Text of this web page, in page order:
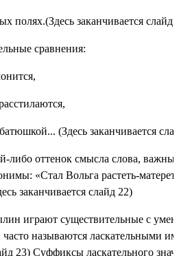
полях.(Здесь заканчивается слайд
сравнения:
(Здесь заканчивается
либо оттенок смысла слова,
«Стал Вольга растеть-
заканчивается слайд 22)
играют существительные с
часто называются
23) Суффиксы ласкательного